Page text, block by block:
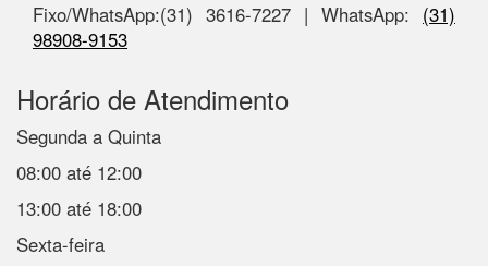
Fixo/WhatsApp:(31) 3616-7227 | WhatsApp: (31)
98908-9153
Horário de Atendimento
Segunda a Quinta
08:00 até 12:00
13:00 até 18:00
Sexta-feira